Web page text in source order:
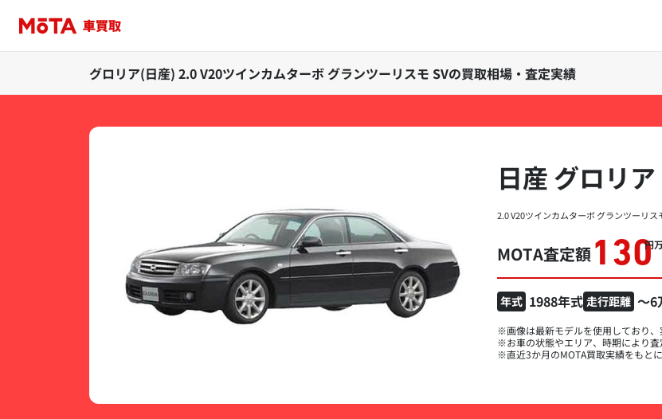
グロリア(日産) 2.0 V20ツインカムターボ グランツーリスモ SVの買取相場・査定実績
日産 グロリア
2.0 V20ツインカムターボ グランツーリス
MOTA査定額 130万
年式 1988年式 走行距離 ～6
※画像は最新モデルを使用しており、
※お車の状態やエリア、時期により査
※直近3か月のMOTA買取実績をもとに